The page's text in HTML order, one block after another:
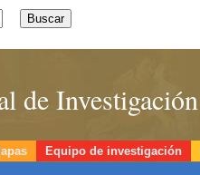
de
Equipo de investigación